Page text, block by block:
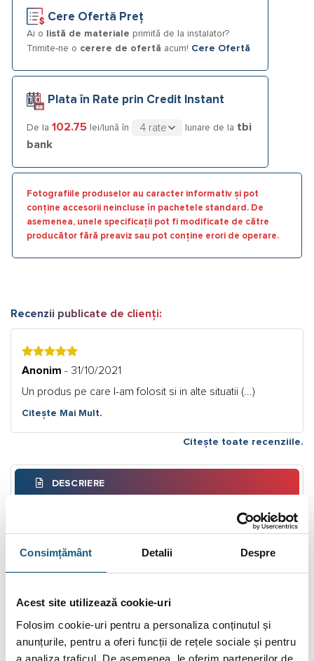
Consimțământ Detalii Despre
Acest site utilizează cookie-uri
Folosim cookie-uri pentru a personaliza conținutul și
anunțurile, pentru a oferi funcții de rețele sociale și pentru
a analiza traficul. De asemenea, le oferim partenerilor de
Cere Ofertă Preț
Ai o listă de materiale primită de la instalator?
Trimite-ne o cerere de ofertă acum! Cere Ofertă
Plata în Rate prin Credit Instant
De la 102.75 lei/lună în lunare de la tbi
bank
Fotografiile produselor au caracter informativ și pot
conține accesorii neincluse în pachetele standard. De
asemenea, unele specificații pot fi modificate de către
producător fără preaviz sau pot conține erori de operare.
Recenzii publicate de clienți:
5
Anonim - 31/10/2021
Un produs pe care l-am folosit si in alte situatii (...)
Citește Mai Mult.
Citește toate recenziile.
DESCRIERE
RECENZII (1)
FIȘIERE ATAȘATE
Pompa electronica de circulatie Ferroli LPA 25-6/180